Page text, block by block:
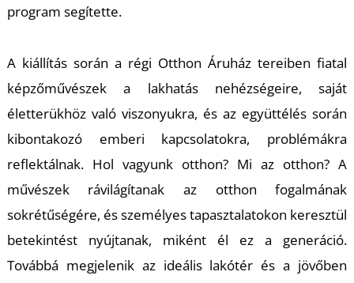
program segítette.
A kiállítás során a régi Otthon Áruház tereiben fiatal
képzőművészek a lakhatás nehézségeire, saját
életterükhöz való viszonyukra, és az együttélés során
kibontakozó emberi kapcsolatokra, problémákra
reflektálnak. Hol vagyunk otthon? Mi az otthon? A
művészek rávilágítanak az otthon fogalmának
sokrétűségére, és személyes tapasztalatokon keresztül
betekintést nyújtanak, miként él ez a generáció.
Továbbá megjelenik az ideális lakótér és a jövőben